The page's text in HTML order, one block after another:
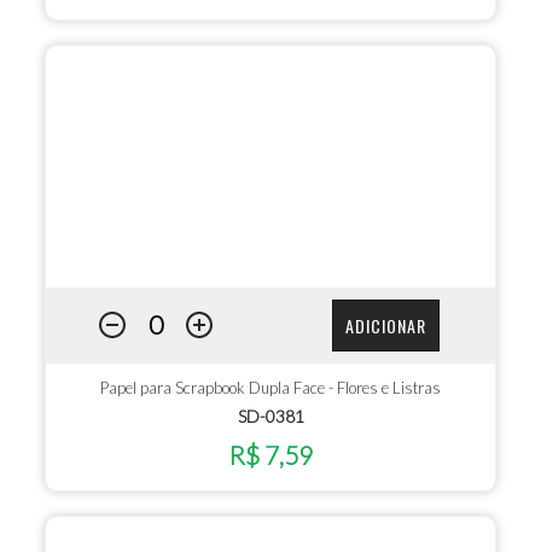
ADICIONAR
Papel para Scrapbook Dupla Face - Flores e Listras
SD-0381
R$ 7,59